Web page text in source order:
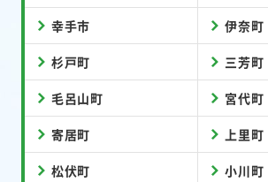
幸手市 伊奈町
杉戸町 三芳町
毛呂山町 宮代町
寄居町 上里町
松伏町 小川町